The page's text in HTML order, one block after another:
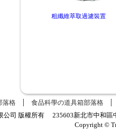
粗纖維萃取過濾裝置
落格
食品科學の道具箱部落格
公司 版權所有 235603新北市中和
Copyright ©